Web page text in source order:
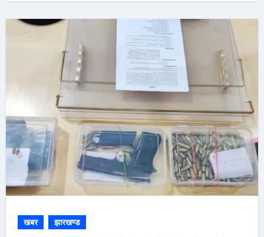
खबर झारखण्ड